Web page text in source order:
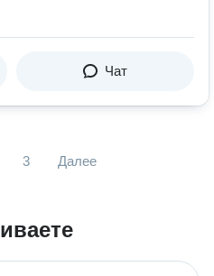
Чат
3 Далее